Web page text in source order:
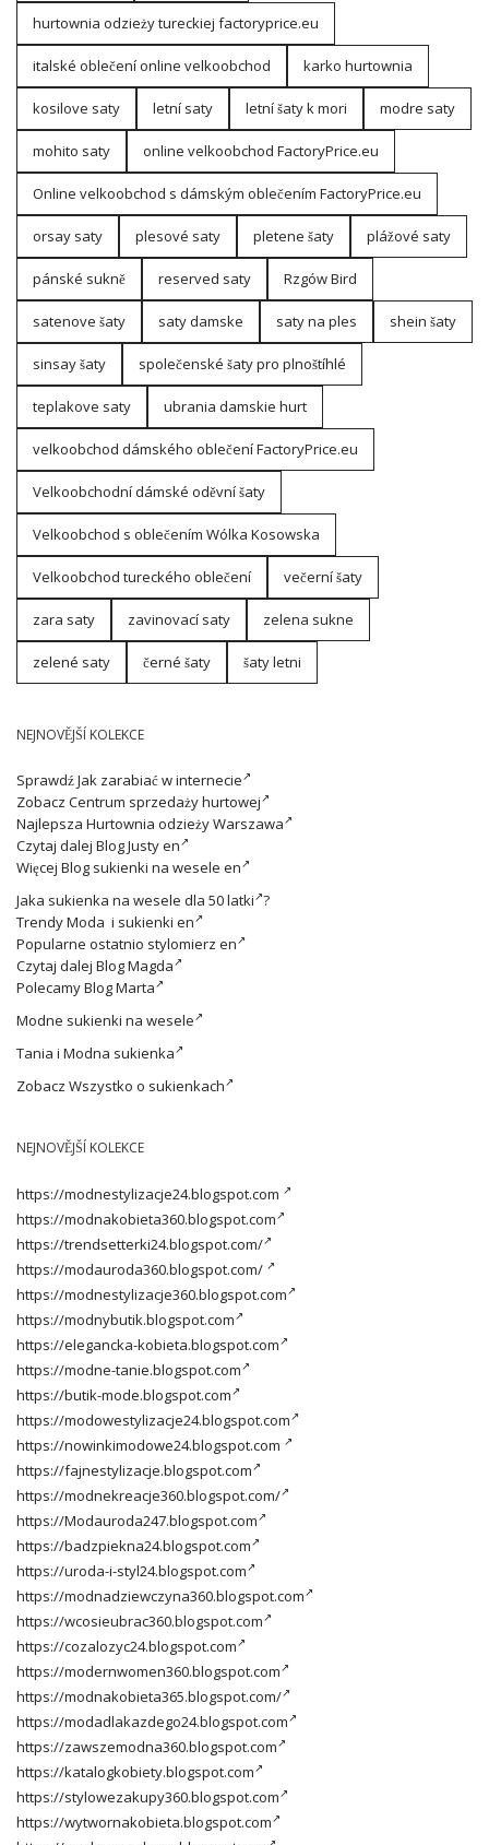
hurtownia odzieży tureckiej factoryprice.eu
italské oblečení online velkoobchod karko hurtownia
kosilove saty letní saty letní šaty k mori modre saty
mohito saty online velkoobchod FactoryPrice.eu
Online velkoobchod s dámským oblečením FactoryPrice.eu
orsay saty plesové saty pletene šaty plážové saty
pánské sukně reserved saty Rzgów Bird
satenove šaty saty damske saty na ples shein šaty
sinsay šaty společenské šaty pro plnoštíhlé
teplakove saty ubrania damskie hurt
velkoobchod dámského oblečení FactoryPrice.eu
Velkoobchodní dámské oděvní šaty
Velkoobchod s oblečením Wólka Kosowska
Velkoobchod tureckého oblečení večerní šaty
zara saty zavinovací saty zelena sukne
zelené saty černé šaty šaty letni
NEJNOVĚJŠÍ KOLEKCE
SprawdźJak zarabiać w internecie
Zobacz Centrum sprzedaży hurtowej
Najlepsza Hurtownia odzieży Warszawa
Czytaj dalej Blog Justy en
Więcej Blog sukienki na wesele en
Jaka sukienka na wesele dla 50 latki ?
TrendyModa i sukienki en
Popularne ostatnio stylomierz en
Czytaj dalej Blog Magda
PolecamyBlog Marta
Modne sukienki na wesele
Tania i Modna sukienka
Zobacz Wszystko o sukienkach
NEJNOVĚJŠÍ KOLEKCE
https://modnestylizacje24.blogspot.com
https://modnakobieta360.blogspot.com
https://trendsetterki24.blogspot.com/
https://modauroda360.blogspot.com/
https://modnestylizacje360.blogspot.com
https://modnybutik.blogspot.com
https://elegancka-kobieta.blogspot.com
https://modne-tanie.blogspot.com
https://butik-mode.blogspot.com
https://modowestylizacje24.blogspot.com
https://nowinkimodowe24.blogspot.com
https://fajnestylizacje.blogspot.com
https://modnekreacje360.blogspot.com/
https://Modauroda247.blogspot.com
https://badzpiekna24.blogspot.com
https://uroda-i-styl24.blogspot.com
https://modnadziewczyna360.blogspot.com
https://wcosieubrac360.blogspot.com
https://cozalozyc24.blogspot.com
https://modernwomen360.blogspot.com
https://modnakobieta365.blogspot.com/
https://modadlakazdego24.blogspot.com
https://zawszemodna360.blogspot.com
https://katalogkobiety.blogspot.com
https://stylowezakupy360.blogspot.com
https://wytwornakobieta.blogspot.com